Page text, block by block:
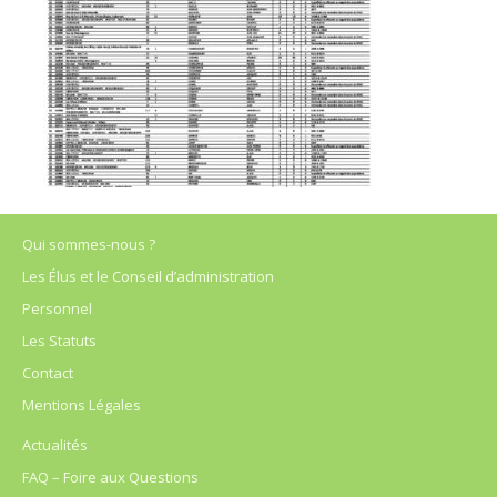
Qui sommes-nous ?
Les Élus et le Conseil d’administration
Personnel
Les Statuts
Contact
Mentions Légales
Actualités
FAQ – Foire aux Questions